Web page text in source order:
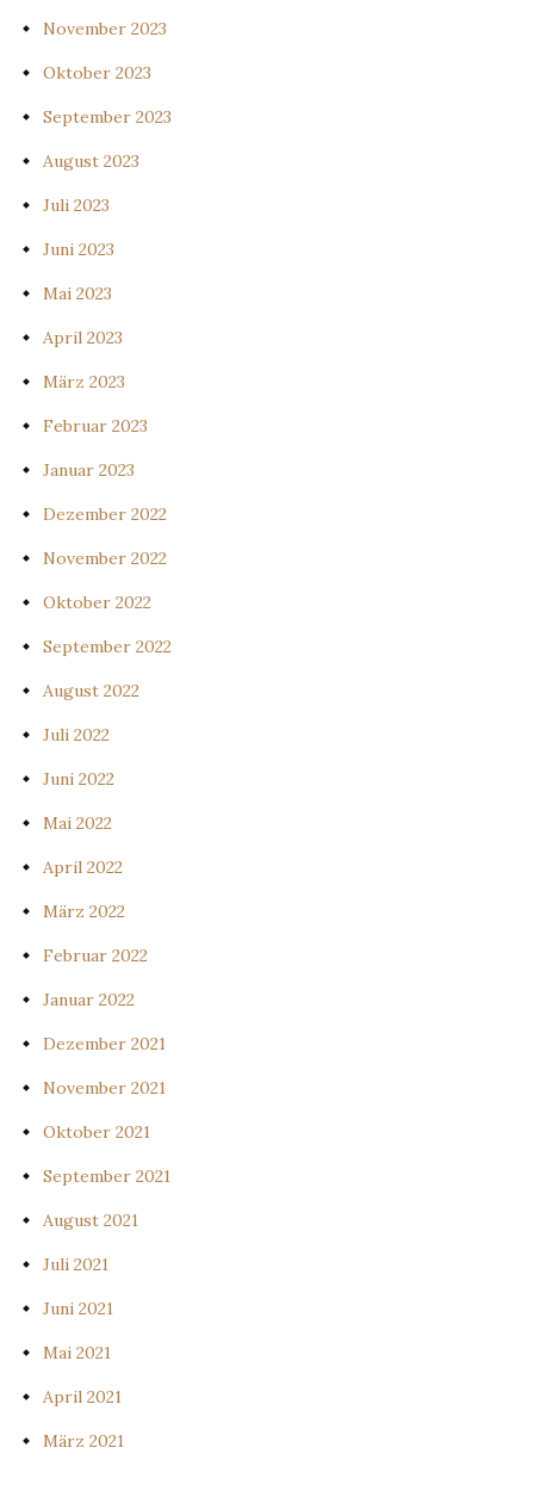
November 2023
Oktober 2023
September 2023
August 2023
Juli 2023
Juni 2023
Mai 2023
April 2023
März 2023
Februar 2023
Januar 2023
Dezember 2022
November 2022
Oktober 2022
September 2022
August 2022
Juli 2022
Juni 2022
Mai 2022
April 2022
März 2022
Februar 2022
Januar 2022
Dezember 2021
November 2021
Oktober 2021
September 2021
August 2021
Juli 2021
Juni 2021
Mai 2021
April 2021
März 2021